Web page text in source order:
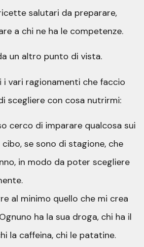
salutari da preparare,
a chi ne ha le competenze.
un altro punto di vista.
i vari ragionamenti che faccio
scegliere con cosa nutrirmi:
cerco di imparare qualcosa sui
se sono di stagione, che
in modo da poter scegliere
al minimo quello che mi crea
ha la sua droga, chi ha il
la caffeina, chi le patatine.